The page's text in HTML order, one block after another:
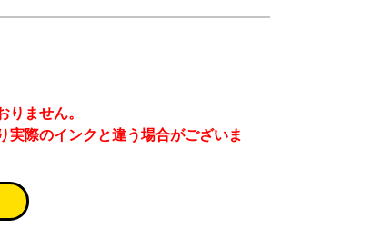
ません。
際のインクと違う場合がございま